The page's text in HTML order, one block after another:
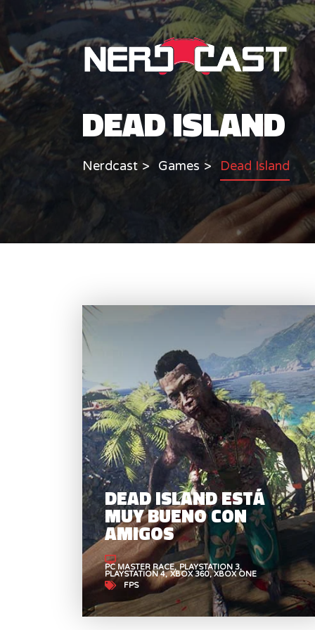
DEAD ISLAND
Nerdcast Games Dead Island
DEAD ISLAND ESTÁ
MUY BUENO CON
AMIGOS
PC MASTER RACE PLAYSTATION 3
PLAYSTATION 4 XBOX 360 XBOX ONE
FPS